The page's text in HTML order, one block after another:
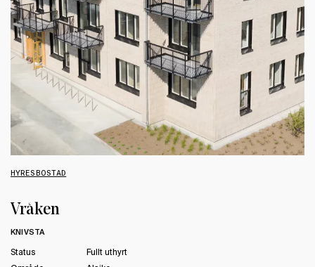
HYRESBOSTAD
Vråken
KNIVSTA
Status
Fullt uthyrt